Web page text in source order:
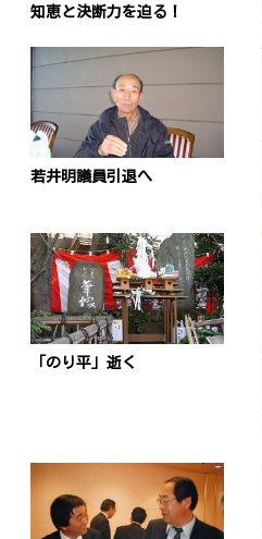
知恵と決断力を迫る！
若井明議員引退へ
「のり平」逝く